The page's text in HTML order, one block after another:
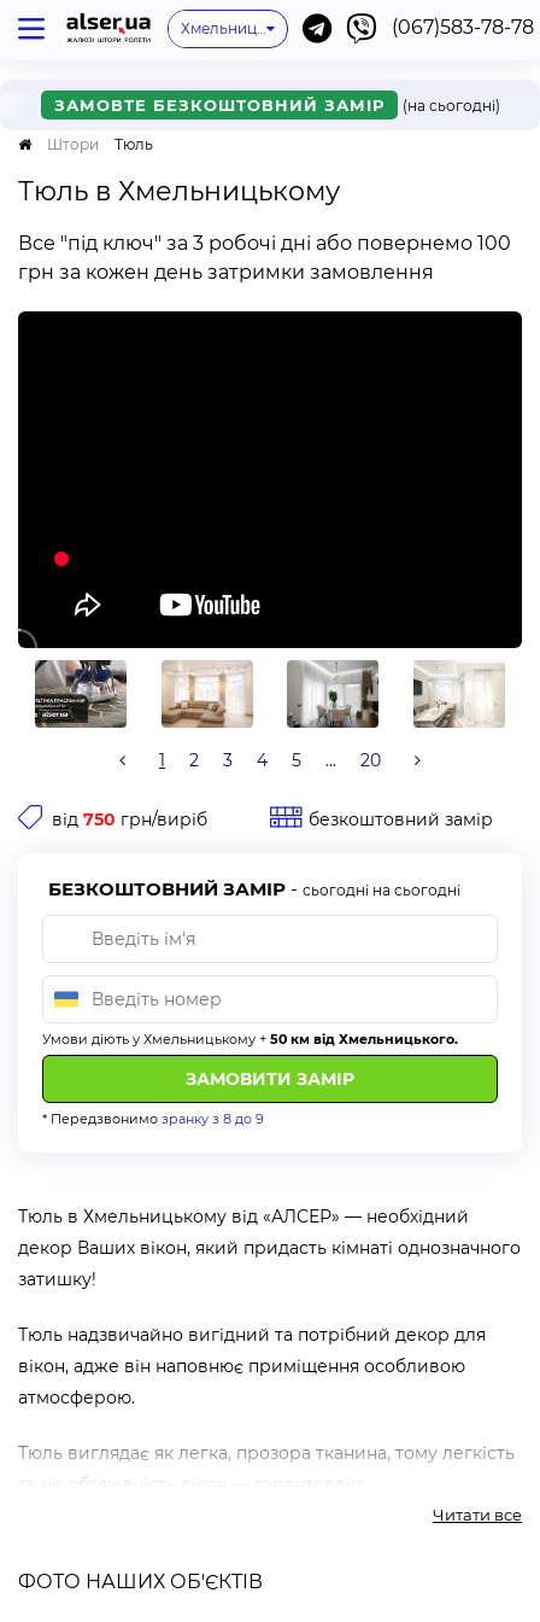
Немає мого міста
Київ
Одеса
Львів Івано-Франківськ
Хмельницький
(067)583-78-78
ЗАМОВТЕ БЕЗКОШТОВНИЙ ЗАМІР (на сьогодні)
Штори Тюль
Тюль в Хмельницькому
Все "під ключ" за 3 робочі дні або повернемо 100
грн за кожен день затримки замовлення
1 2 3 4 5 ... 20
від 750 грн/виріб безкоштовний замір
БЕЗКОШТОВНИЙ ЗАМІР - сьогодні на сьогодні
Умови діють у Хмельницькому + 50 км від Хмельницького.
* Передзвонимо зранку з 8 до 9
Тюль в Хмельницькому від «АЛСЕР» — необхідний
декор Ваших вікон, який придасть кімнаті однозначного
затишку!
Тюль надзвичайно вигідний та потрібний декор для
вікон, адже він наповнює приміщення особливою
атмосферою.
Тюль виглядає як легка, прозора тканина, тому легкість
та не обтяженість вікон — гарантована.
тюлі та БЕЗКОШТОВНУ консультацію наших
Читати все
ФОТО НАШИХ ОБ'ЄКТІВ